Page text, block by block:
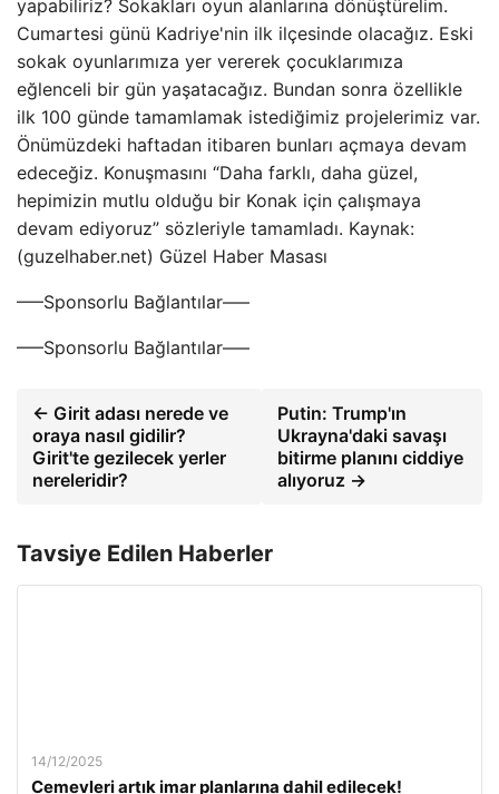
yapabiliriz? Sokakları oyun alanlarına dönüştürelim.
Cumartesi günü Kadriye'nin ilk ilçesinde olacağız. Eski
sokak oyunlarımıza yer vererek çocuklarımıza
eğlenceli bir gün yaşatacağız. Bundan sonra özellikle
ilk 100 günde tamamlamak istediğimiz projelerimiz var.
Önümüzdeki haftadan itibaren bunları açmaya devam
edeceğiz. Konuşmasını “Daha farklı, daha güzel,
hepimizin mutlu olduğu bir Konak için çalışmaya
devam ediyoruz” sözleriyle tamamladı. Kaynak:
(guzelhaber.net) Güzel Haber Masası
—–Sponsorlu Bağlantılar—–
—–Sponsorlu Bağlantılar—–
← Girit adası nerede ve
oraya nasıl gidilir?
Girit'te gezilecek yerler
nereleridir?
Putin: Trump'ın
Ukrayna'daki savaşı
bitirme planını ciddiye
alıyoruz →
Tavsiye Edilen Haberler
14/12/2025
Cemevleri artık imar planlarına dahil edilecek!